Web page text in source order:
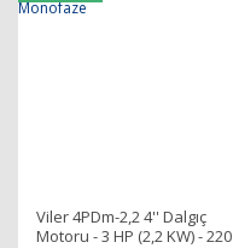
Viler 4PDm-2,2 4'' Dalgıç
Motoru - 3 HP (2,2 KW) - 220